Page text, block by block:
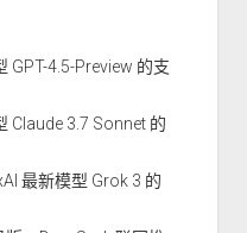
GPT-4.5-Preview 的支
Claude 3.7 Sonnet 的
最新模型 Grok 3 的